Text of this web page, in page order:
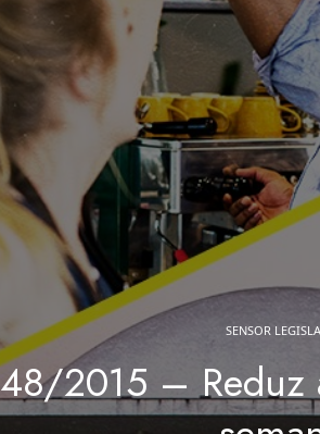
SENSOR
2015 –